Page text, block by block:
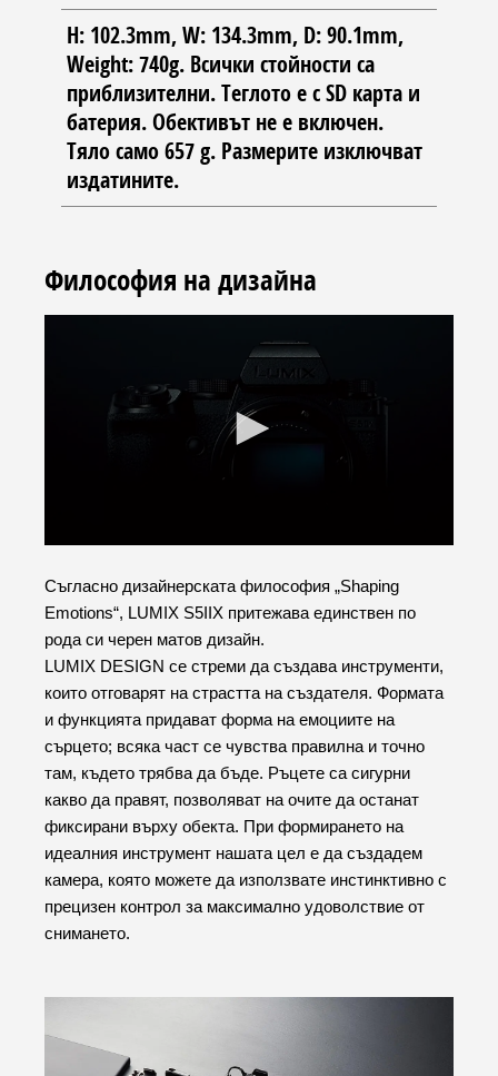
H: 102.3mm, W: 134.3mm, D: 90.1mm,
Weight: 740g. Всички стойности са
приблизителни. Теглото е с SD карта и
батерия. Обективът не е включен.
Тяло само 657 g. Размерите изключват
издатините.
Философия на дизайна
Съгласно дизайнерската философия „Shaping
Emotions“, LUMIX S5IIX притежава единствен по
рода си черен матов дизайн.
LUMIX DESIGN се стреми да създава инструменти,
които отговарят на страстта на създателя. Формата
и функцията придават форма на емоциите на
сърцето; всяка част се чувства правилна и точно
там, където трябва да бъде. Ръцете са сигурни
какво да правят, позволяват на очите да останат
фиксирани върху обекта. При формирането на
идеалния инструмент нашата цел е да създадем
камера, която можете да използвате инстинктивно с
прецизен контрол за максимално удоволствие от
снимането.